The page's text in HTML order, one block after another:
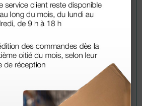
doutes ? Avez-vous besoin
? Envoyez maintenant votre